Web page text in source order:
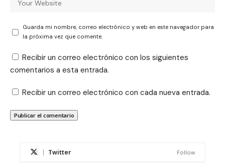
Guarda mi nombre, correo electrónico y web en este navegador para
la próxima vez que comente.
Recibir un correo electrónico con los siguientes
comentarios a esta entrada.
Recibir un correo electrónico con cada nueva entrada.
Twitter Follow